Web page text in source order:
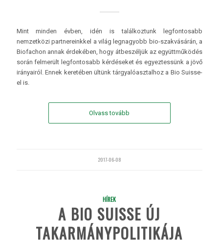
Mint minden évben, idén is találkoztunk legfontosabb
nemzetközi partnereinkkel a világ legnagyobb bio-szakvásárán, a
Biofachon annak érdekében, hogy átbeszéljük az együttműködés
során felmerült legfontosabb kérdéseket és egyeztessünk a jövő
irányairól. Ennek keretében ültünk tárgyalóasztalhoz a Bio Suisse-
el is.
Olvass tovább
2017-06-08
HÍREK
A BIO SUISSE ÚJ
TAKARMÁNYPOLITIKÁJA